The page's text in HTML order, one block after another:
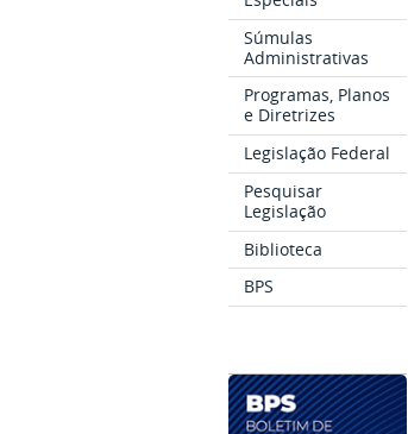
Súmulas
Administrativas
Programas, Planos
e Diretrizes
Legislação Federal
Pesquisar
Legislação
Biblioteca
BPS